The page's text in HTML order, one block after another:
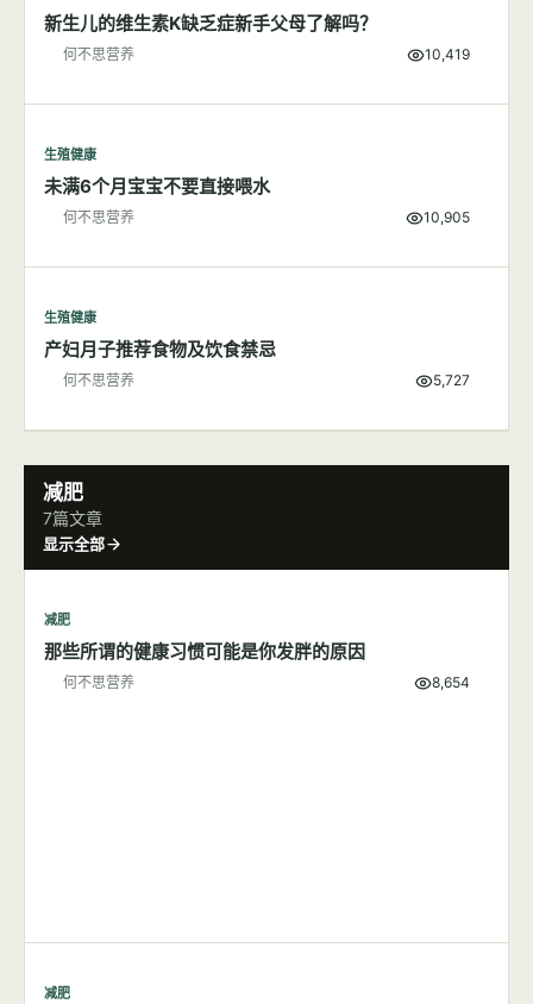
新生儿的维生素K缺乏症新手父母了解吗？
何不思营养 10,419
生殖健康
未满6个月宝宝不要直接喂水
何不思营养 10,905
生殖健康
产妇月子推荐食物及饮食禁忌
何不思营养 5,727
减肥
7篇文章
显示全部
减肥
那些所谓的健康习惯可能是你发胖的原因
何不思营养 8,654
减肥